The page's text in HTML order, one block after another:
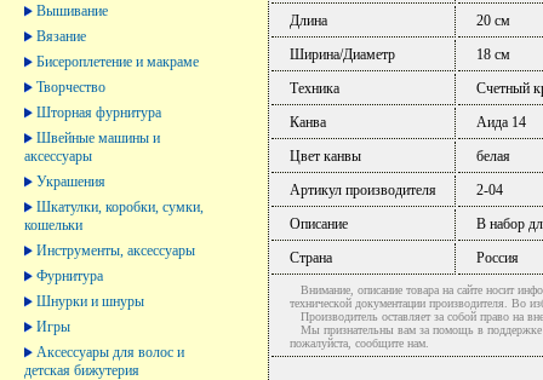
Вышивание
Вязание
Бисероплетение и макраме
Творчество
Шторная фурнитура
Швейные машины и
аксессуары
Украшения
Шкатулки, коробки, сумки,
кошельки
Инструменты, аксессуары
Фурнитура
Шнурки и шнуры
Игры
Аксессуары для волос и
детская бижутерия
Длина
20 см
Ширина/Диаметр
18 см
Техника
Счетный
Канва
Аида 14
Цвет канвы
белая
Артикул производителя
2-04
Описание
В набор
Страна
Россия
Внимание, описание товара на сайте носит
технической документации производителя. Во
Производитель оставляет за собой право на
Мы признательны вам за помощь в поддержке
пожалуйста, сообщите нам.